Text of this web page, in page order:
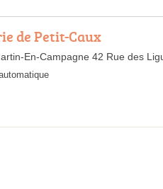
de Petit-Caux
En-Campagne 42 Rue des